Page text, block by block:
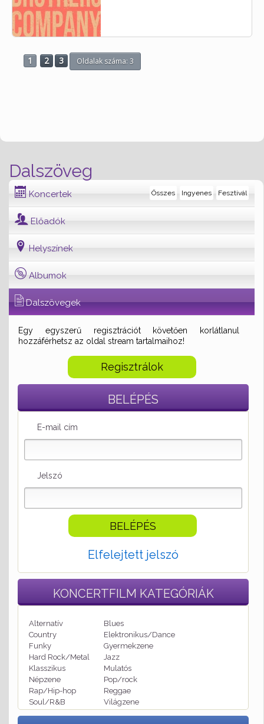
Dalszöveg
Koncertek Fesztivál
Ingyenes
Összes
Előadók
Helyszínek
Albumok
Dalszövegek
Egy egyszerű regisztrációt követően korlátlanul
hozzáférhetsz az oldal stream tartalmaihoz!
Regisztrálok
BELÉPÉS
E-mail cím
Jelszó
Elfelejtett jelszó
KONCERTFILM KATEGÓRIÁK
Alternatív
Blues
Country
Elektronikus/Dance
Funky
Gyermekzene
Hard Rock/Metal
Jazz
Klasszikus
Mulatós
Népzene
Pop/rock
Rap/Hip-hop
Reggae
Soul/R&B
Világzene
1 2 3 Oldalak száma: 3